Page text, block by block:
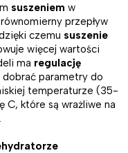
suszeniem w
przepływ
czemu suszenie
więcej wartości
ma regulację
parametry do
temperaturze (35-
C, które są wrażliwe na